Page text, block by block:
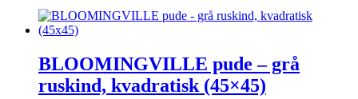
BLOOMINGVILLE pude – grå
ruskind, kvadratisk (45×45)